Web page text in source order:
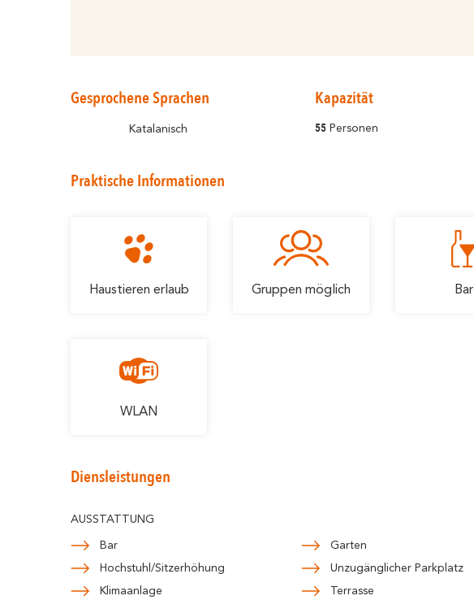
Gesprochene Sprachen
Katalanisch
Kapazität
55Personen
Praktische Informationen
Haustieren erlaub Gruppen möglich Bar
WLAN
Diensleistungen
AUSSTATTUNG
Bar
Hochstuhl/Sitzerhöhung
Klimaanlage
Garten
Unzugänglicher Parkplatz
Terrasse